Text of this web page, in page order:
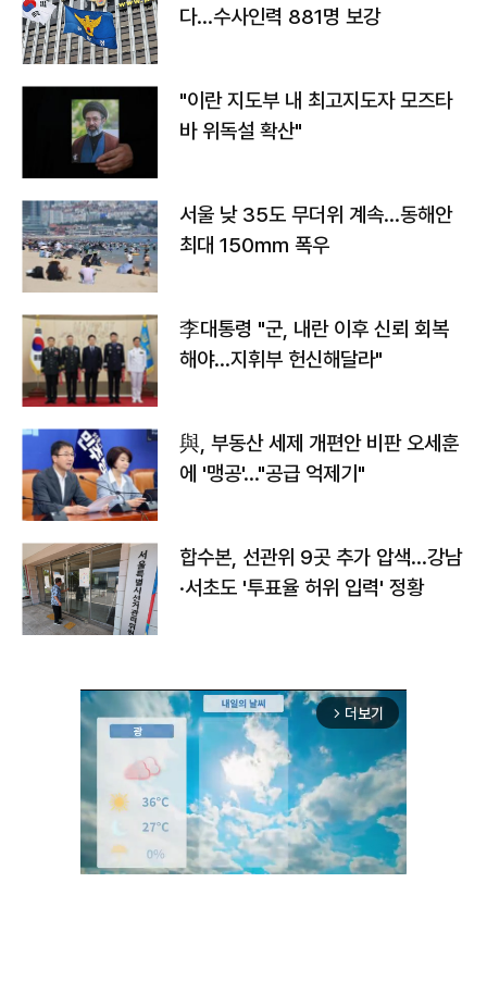
다…수사인력 881명 보강
"이란 지도부 내 최고지도자 모즈타
바 위독설 확산"
서울 낮 35도 무더위 계속…동해안
최대 150㎜ 폭우
李대통령 "군, 내란 이후 신뢰 회복
해야…지휘부 헌신해달라"
與, 부동산 세제 개편안 비판 오세훈
에 '맹공'…"공급 억제기"
합수본, 선관위 9곳 추가 압색…강남
·서초도 '투표율 허위 입력' 정황
arrow_forward_ios 더보기